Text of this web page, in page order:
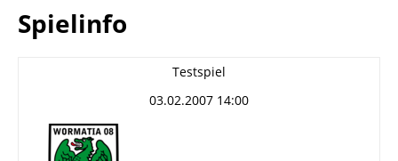
Spielinfo
Testspiel
03.02.2007 14:00